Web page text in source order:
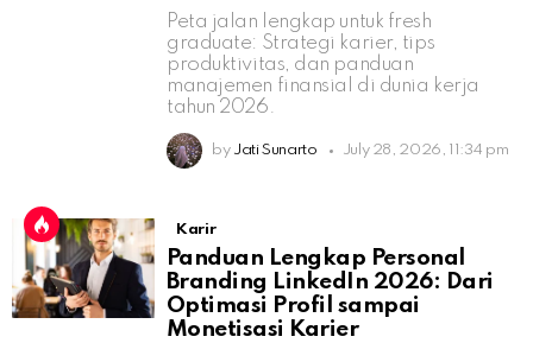
Peta jalan lengkap untuk fresh
graduate: Strategi karier, tips
produktivitas, dan panduan
manajemen finansial di dunia kerja
tahun 2026.
by Jati Sunarto July 28, 2026, 11:34 pm
Karir
Panduan Lengkap Personal
Branding LinkedIn 2026: Dari
Optimasi Profil sampai
Monetisasi Karier